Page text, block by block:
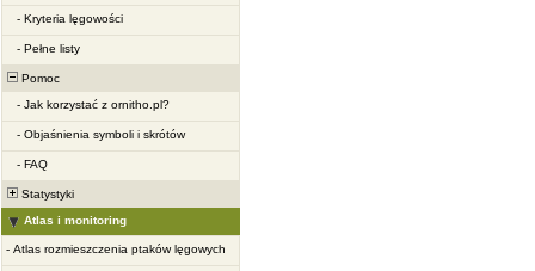
- Kryteria lęgowości
- Pełne listy
Pomoc
- Jak korzystać z ornitho.pl?
- Objaśnienia symboli i skrótów
- FAQ
Statystyki
Atlas i monitoring
- Atlas rozmieszczenia ptaków lęgowych